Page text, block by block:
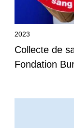
2023
Collecte de
Fondation